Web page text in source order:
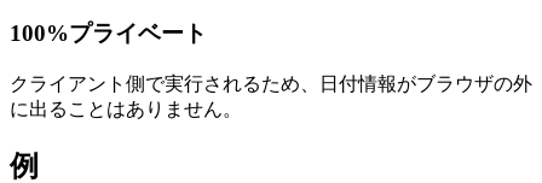
100%プライベート
クライアント側で実行されるため、日付情報がブラウザの外
に出ることはありません。
例